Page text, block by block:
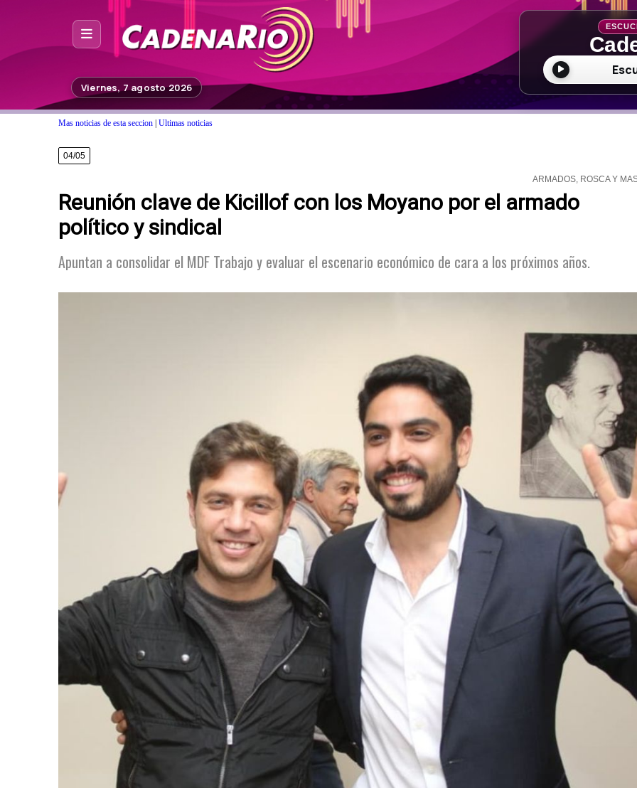
Noticias
Fuera de Foco
Programación
Contacto
Viernes, 7 agosto 2026
Mas noticias de esta seccion Ultimas noticias
04/05
ARMADOS, ROSCA Y
Reunión clave de Kicillof con los Moyano por el armado
político y sindical
Apuntan a consolidar el MDF Trabajo y evaluar el escenario económico de cara a los próximos años.